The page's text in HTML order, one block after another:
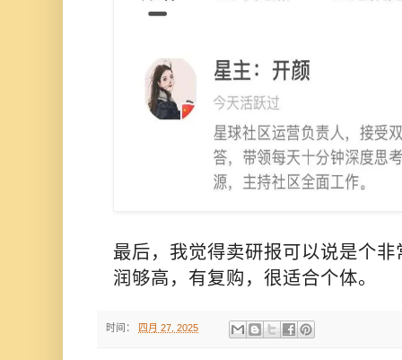
最后，我觉得卖研报可以说是个
润够高，有复购，很适合个体。
时间： 四月 27, 2025